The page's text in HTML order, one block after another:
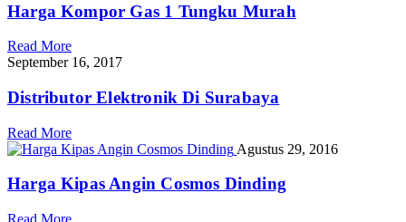
Harga Kompor Gas 1 Tungku Murah
Read More
September 16, 2017
Distributor Elektronik Di Surabaya
Read More
Agustus 29, 2016
Harga Kipas Angin Cosmos Dinding